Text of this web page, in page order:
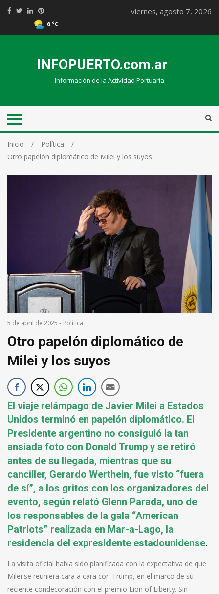
6 °C
viernes, agosto 7, 2026
INFOPUERTO.com.ar
Información de la Actividad Portuaria
Inicio
Política
Otro papelón diplomático de Milei y los suyos
5 de abril de 2025 - Política
Otro papelón diplomático de
Milei y los suyos
El viaje relámpago de Javier Milei a Estados
Unidos terminó en papelón diplomático. El
Presidente argentino no consiguió la tan
ansiada foto con Donald Trump y se retiró
antes de su llegada, mientras que su
canciller, Gerardo Werthein, fue visto “fuera
de sí”, a los gritos con los organizadores del
evento, según relató Glenn Parada, uno de
los responsables de la gala “American
Patriots” realizada en Mar-a-Lago, la
residencia del expresidente estadounidense.
La visita oficial había sido planificada con la expectativa de que
Milei se reuniera cara a cara con Trump, en el marco de su
reciente condecoración con el premio Lion of Liberty. Sin